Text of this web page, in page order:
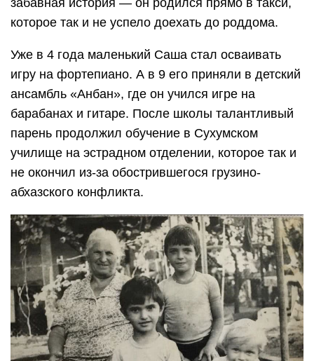
которое так и не успело доехать до роддома.
Уже в 4 года маленький Саша стал осваивать
игру на фортепиано. А в 9 его приняли в детский
ансамбль «Анбан», где он учился игре на
барабанах и гитаре. После школы талантливый
парень продолжил обучение в Сухумском
училище на эстрадном отделении, которое так и
не окончил из-за обострившегося грузино-
абхазского конфликта.